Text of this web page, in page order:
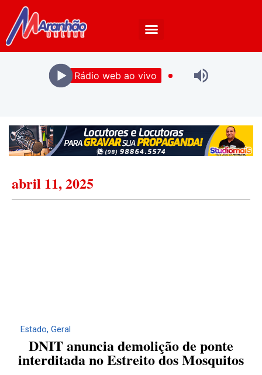
Rádio web ao vivo
abril 11, 2025
Estado, Geral
DNIT anuncia demolição de ponte
interditada no Estreito dos Mosquitos